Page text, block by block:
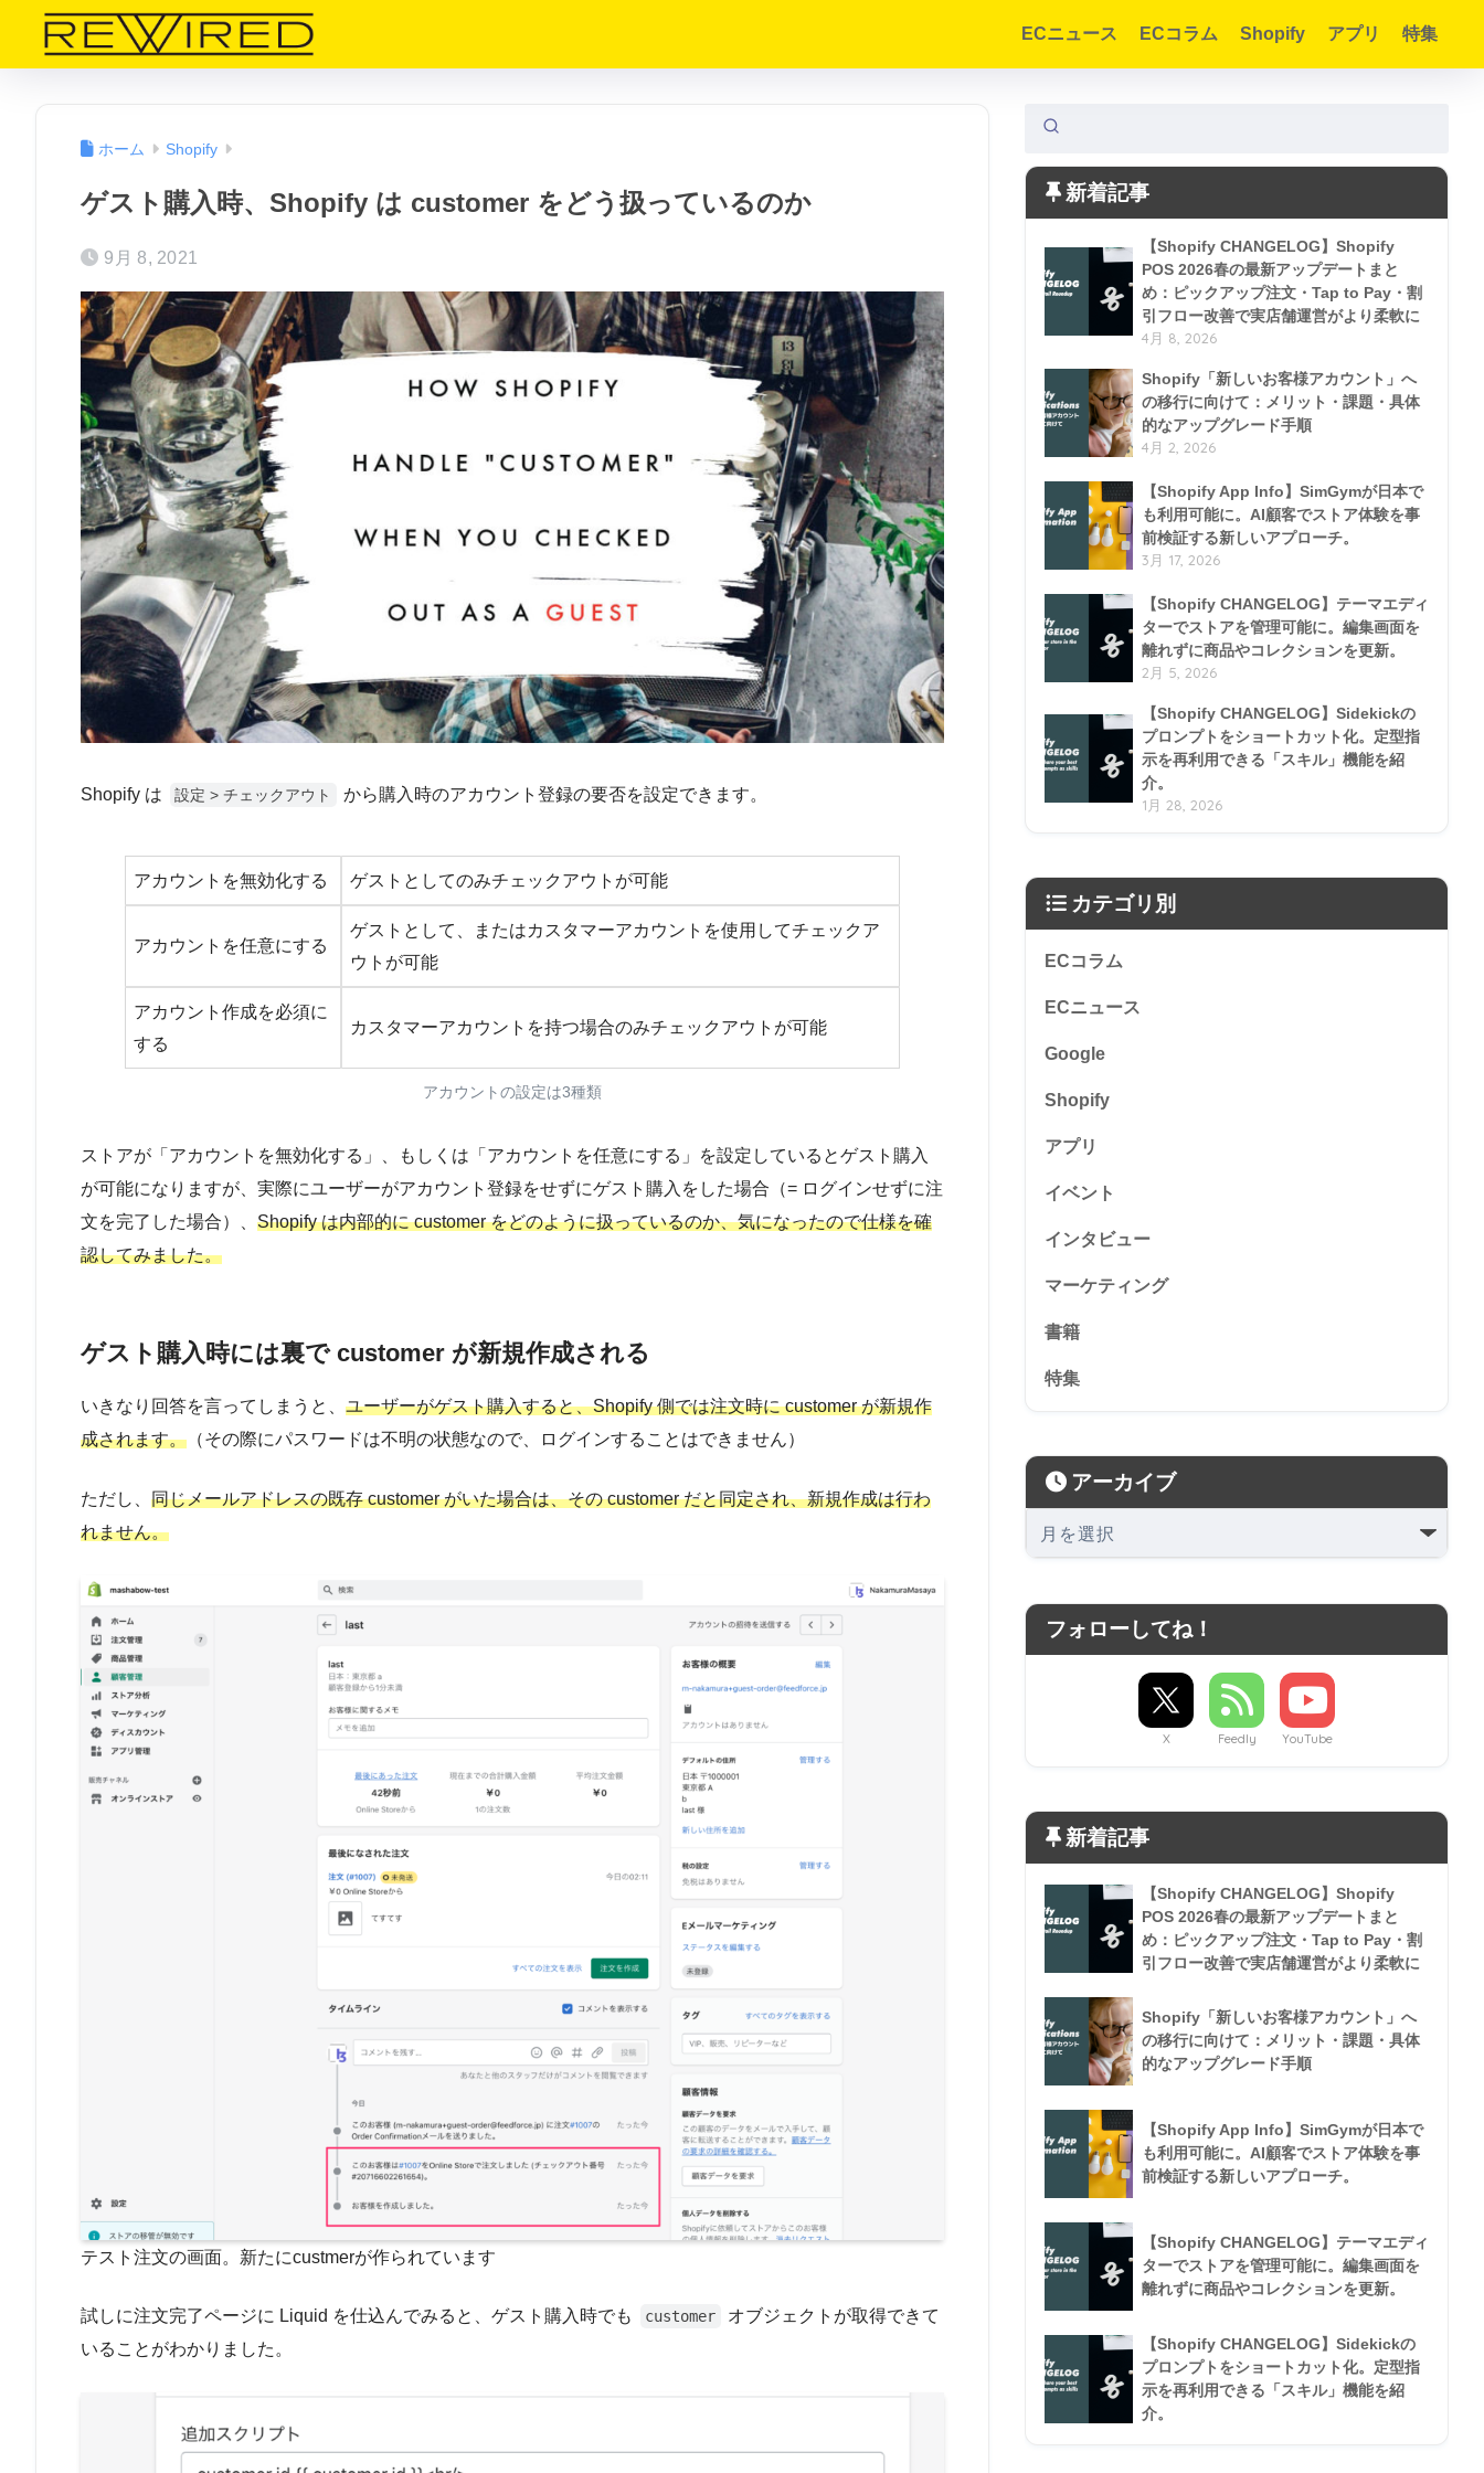
ECニュース ECコラム Shopify アプリ 特集
ホーム Shopify
ゲスト購入時、Shopify は customer をどう扱っているのか
9月 8, 2021
Shopify は 設定 > チェックアウト から購入時のアカウント登録の要否を設定できます。
アカウントを無効化する ゲストとしてのみチェックアウトが可能
アカウントを任意にする
ゲストとして、またはカスタマーアカウントを使用してチェックア
ウトが可能
アカウント作成を必須に
する
カスタマーアカウントを持つ場合のみチェックアウトが可能
アカウントの設定は3種類
ストアが「アカウントを無効化する」、もしくは「アカウントを任意にする」を設定しているとゲスト購入
が可能になりますが、実際にユーザーがアカウント登録をせずにゲスト購入をした場合（= ログインせずに注
文を完了した場合）、 Shopify は内部的に customer をどのように扱っているのか、気になったので仕様を確
認してみました。
ゲスト購入時には裏で customer が新規作成される
いきなり回答を言ってしまうと、 ユーザーがゲスト購入すると、Shopify 側では注文時に customer が新規作
成されます。 （その際にパスワードは不明の状態なので、ログインすることはできません）
ただし、 同じメールアドレスの既存 customer がいた場合は、その customer だと同定され、新規作成は行わ
れません。
テスト注文の画面。新たにcustmerが作られています
試しに注文完了ページに Liquid を仕込んでみると、ゲスト購入時でも customer
オブジェクトが取得できて
いることがわかりました。
新着記事
【Shopify CHANGELOG】Shopify
POS 2026春の最新アップデートまと
め：ピックアップ注文・Tap to Pay・割
引フロー改善で実店舗運営がより柔軟に
4月 8, 2026
Shopify「新しいお客様アカウント」へ
の移行に向けて：メリット・課題・具体
的なアップグレード手順
4月 2, 2026
【Shopify App Info】SimGymが日本で
も利用可能に。AI顧客でストア体験を事
前検証する新しいアプローチ。
3月 17, 2026
【Shopify CHANGELOG】テーマエディ
ターでストアを管理可能に。編集画面を
離れずに商品やコレクションを更新。
2月 5, 2026
【Shopify CHANGELOG】Sidekickの
プロンプトをショートカット化。定型指
示を再利用できる「スキル」機能を紹
介。
1月 28, 2026
カテゴリ別
ECコラム
ECニュース
Google
Shopify
アプリ
イベント
インタビュー
マーケティング
書籍
特集
アーカイブ
フォローしてね！
X Feedly YouTube
新着記事
【Shopify CHANGELOG】Shopify
POS 2026春の最新アップデートまと
め：ピックアップ注文・Tap to Pay・割
引フロー改善で実店舗運営がより柔軟に
Shopify「新しいお客様アカウント」へ
の移行に向けて：メリット・課題・具体
的なアップグレード手順
【Shopify App Info】SimGymが日本で
も利用可能に。AI顧客でストア体験を事
前検証する新しいアプローチ。
【Shopify CHANGELOG】テーマエディ
ターでストアを管理可能に。編集画面を
離れずに商品やコレクションを更新。
【Shopify CHANGELOG】Sidekickの
プロンプトをショートカット化。定型指
示を再利用できる「スキル」機能を紹
介。